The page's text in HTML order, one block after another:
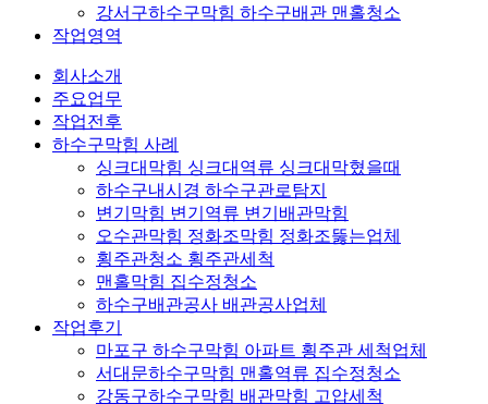
강서구하수구막힘 하수구배관 맨홀청소
작업영역
회사소개
주요업무
작업전후
하수구막힘 사례
싱크대막힘 싱크대역류 싱크대막혔을때
하수구내시경 하수구관로탐지
변기막힘 변기역류 변기배관막힘
오수관막힘 정화조막힘 정화조뚫는업체
횡주관청소 횡주관세척
맨홀막힘 집수정청소
하수구배관공사 배관공사업체
작업후기
마포구 하수구막힘 아파트 횡주관 세척업체
서대문하수구막힘 맨홀역류 집수정청소
강동구하수구막힘 배관막힘 고압세척